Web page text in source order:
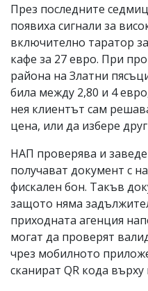
През последните
появиха сигнали за
включително таратор
кафе за 27 евро. При
района на Златни
била между 2,80 и 4
нея клиентът сам
цена, или да избере
НАП проверява и
получават документ с
фискален бон. Такъв
защото няма
приходната агенция
могат да проверят
чрез мобилното
сканират QR кода върху